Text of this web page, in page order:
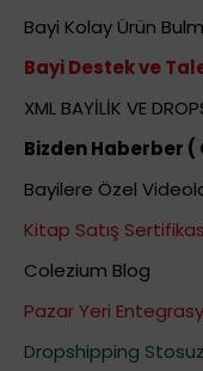
Bayi Kolay Ürün
Bayi Destek ve
XML BAYİLİK VE
Bizden Haberber (
Bayilere Özel
Kitap Satış Sertifikası
Colezium Blog
Pazar Yeri
Dropshipping